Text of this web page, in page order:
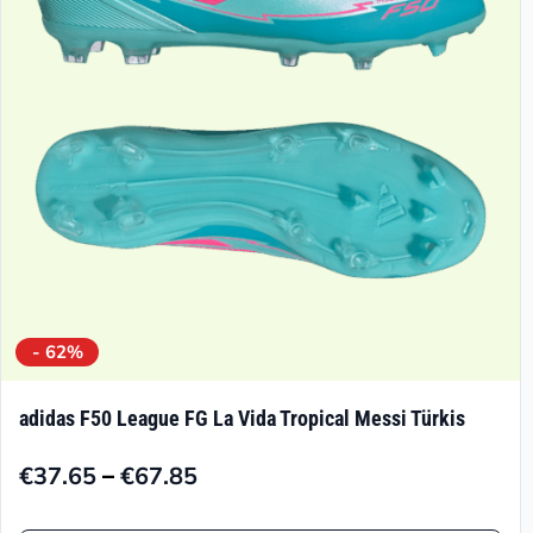
können
Produktseite
gewählt
werden
- 62%
adidas F50 League FG La Vida Tropical Messi Türkis
€37.65–€67.85
Preisspanne:
€37.65